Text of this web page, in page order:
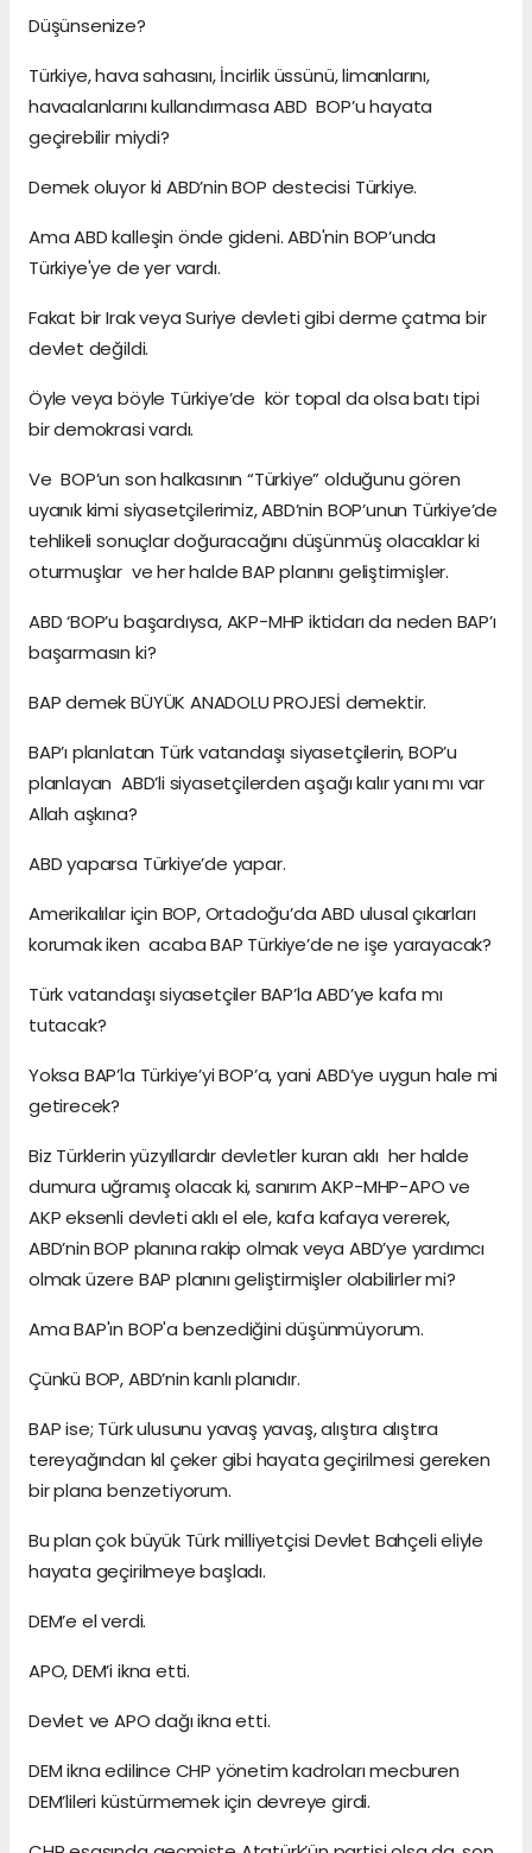
Düşünsenize?
Türkiye, hava sahasını, İncirlik üssünü, limanlarını,
havaalanlarını kullandırmasa ABD BOP’u hayata
geçirebilir miydi?
Demek oluyor ki ABD’nin BOP destecisi Türkiye.
Ama ABD kalleşin önde gideni. ABD'nin BOP’unda
Türkiye'ye de yer vardı.
Fakat bir Irak veya Suriye devleti gibi derme çatma bir
devlet değildi.
Öyle veya böyle Türkiye’de kör topal da olsa batı tipi
bir demokrasi vardı.
Ve BOP’un son halkasının “Türkiye” olduğunu gören
uyanık kimi siyasetçilerimiz, ABD’nin BOP’unun Türkiye’de
tehlikeli sonuçlar doğuracağını düşünmüş olacaklar ki
oturmuşlar ve her halde BAP planını geliştirmişler.
ABD ‘BOP’u başardıysa, AKP-MHP iktidarı da neden BAP’ı
başarmasın ki?
BAP demek BÜYÜK ANADOLU PROJESİ demektir.
BAP’ı planlatan Türk vatandaşı siyasetçilerin, BOP’u
planlayan ABD’li siyasetçilerden aşağı kalır yanı mı var
Allah aşkına?
ABD yaparsa Türkiye’de yapar.
Amerikalılar için BOP, Ortadoğu’da ABD ulusal çıkarları
korumak iken acaba BAP Türkiye’de ne işe yarayacak?
Türk vatandaşı siyasetçiler BAP’la ABD’ye kafa mı
tutacak?
Yoksa BAP’la Türkiye’yi BOP’a, yani ABD’ye uygun hale mi
getirecek?
Biz Türklerin yüzyıllardır devletler kuran aklı her halde
dumura uğramış olacak ki, sanırım AKP-MHP-APO ve
AKP eksenli devleti aklı el ele, kafa kafaya vererek,
ABD’nin BOP planına rakip olmak veya ABD’ye yardımcı
olmak üzere BAP planını geliştirmişler olabilirler mi?
Ama BAP'ın BOP'a benzediğini düşünmüyorum.
Çünkü BOP, ABD’nin kanlı planıdır.
BAP ise; Türk ulusunu yavaş yavaş, alıştıra alıştıra
tereyağından kıl çeker gibi hayata geçirilmesi gereken
bir plana benzetiyorum.
Bu plan çok büyük Türk milliyetçisi Devlet Bahçeli eliyle
hayata geçirilmeye başladı.
DEM’e el verdi.
APO, DEM’i ikna etti.
Devlet ve APO dağı ikna etti.
DEM ikna edilince CHP yönetim kadroları mecburen
DEM’lileri küstürmemek için devreye girdi.